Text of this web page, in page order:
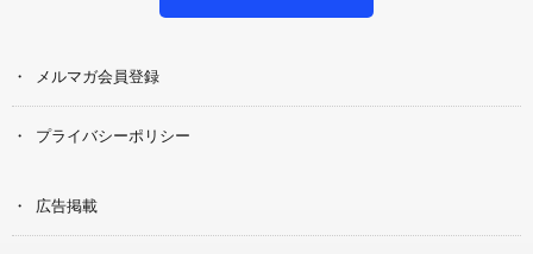
メルマガ会員登録
プライバシーポリシー
広告掲載